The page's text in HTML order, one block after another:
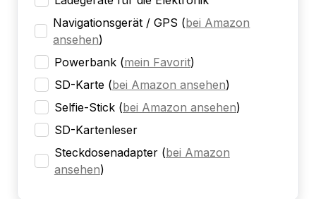
Navigationsgerät / GPS (bei Amazon
ansehen)
Powerbank (mein Favorit)
SD-Karte (bei Amazon ansehen)
Selfie-Stick (bei Amazon ansehen)
SD-Kartenleser
Steckdosenadapter (bei Amazon
ansehen)